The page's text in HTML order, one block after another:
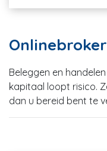
Beleggen en
kapitaal loopt risico.
dan u bereid bent te